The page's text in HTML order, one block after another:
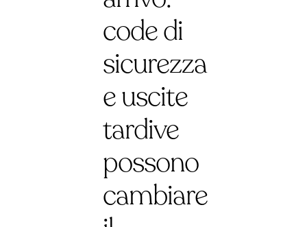
code di
sicurezza
e uscite
tardive
possono
cambiare